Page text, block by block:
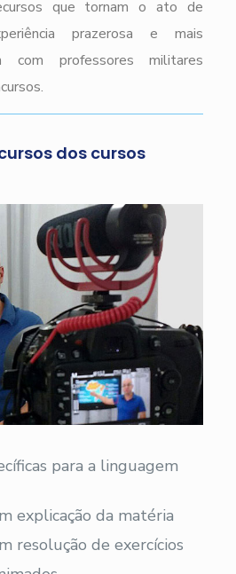
que tornam o ato de
prazerosa e mais
com professores militares
dos cursos
para a linguagem
explicação da matéria
resolução de exercícios